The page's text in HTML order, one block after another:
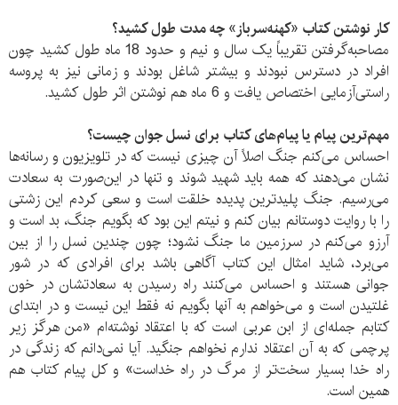
کار نوشتن کتاب «کهنه‌سرباز» چه مدت طول کشید؟
مصاحبه‌گرفتن تقریباً یک سال و نیم و حدود 18 ماه طول کشید چون
افراد در دسترس نبودند و بیشتر شاغل بودند و زمانی نیز به پروسه
راستی‌آزمایی اختصاص یافت و 6 ماه هم نوشتن اثر طول کشید.
مهم‌ترین پیام یا پیام‌های کتاب برای نسل جوان چیست؟
احساس می‌کنم جنگ اصلاً آن چیزی نیست که در تلویزیون و رسانه‌ها
نشان می‌دهند که همه باید شهید شوند و تنها در این‌صورت به سعادت
می‌رسیم. جنگ پلیدترین پدیده خلقت است و سعی کردم این زشتی
را با روایت دوستانم بیان کنم و نیتم این بود که بگویم جنگ، بد است و
آرزو می‌کنم در سرزمین ما جنگ نشود؛ چون چندین نسل را از بین
می‌برد، شاید امثال این کتاب آگاهی باشد برای افرادی که در شور
جوانی هستند و احساس می‌کنند راه رسیدن به سعادتشان در خون
غلتیدن است و می‌خواهم به آنها بگویم نه فقط این نیست و در ابتدای
کتابم جمله‌ای از ابن عربی است که با اعتقاد نوشته‌ام «من هرگز زیر
پرچمی که به آن اعتقاد ندارم نخواهم جنگید. آیا نمی‌دانم که زندگی در
راه خدا بسیار سخت‌تر از مرگ در راه خداست» و کل پیام کتاب هم
همین است.